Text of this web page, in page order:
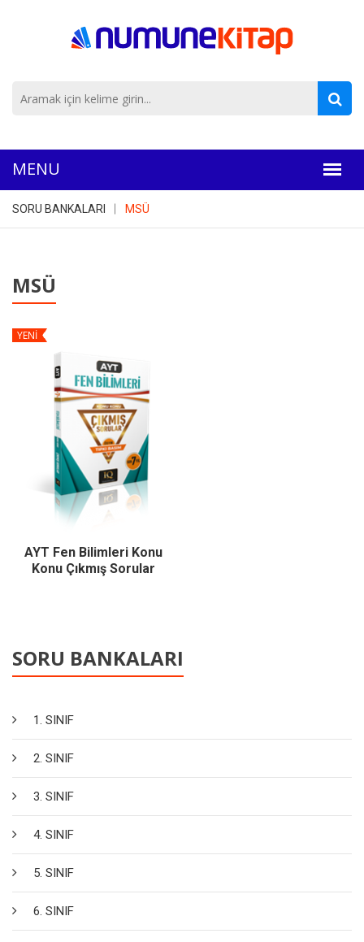
SORU BANKALARI MSÜ
SORU BANKALARI
1. SINIF
2. SINIF
3. SINIF
4. SINIF
5. SINIF
6. SINIF
MSÜ
YENİ
AYT Fen Bilimleri Konu
Konu Çıkmış Sorular